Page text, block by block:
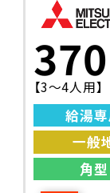
【3〜4人用】
給湯
一般
角型